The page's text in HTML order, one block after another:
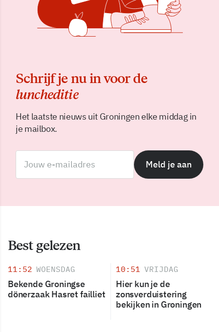
Schrijf je nu in voor de
luncheditie
Het laatste nieuws uit Groningen elke middag in
je mailbox.
Meld je aan
Best gelezen
11:52 WOENSDAG
Bekende Groningse
dönerzaak Hasret failliet
10:51 VRIJDAG
Hier kun je de
zonsverduistering
bekijken in Groningen